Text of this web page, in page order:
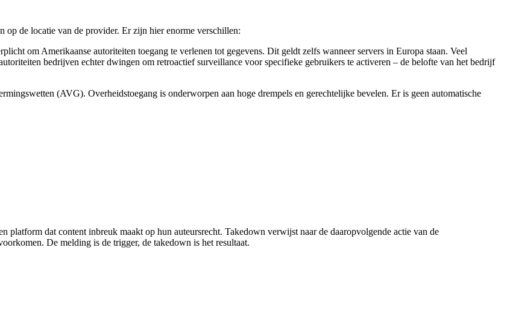
op de locatie van de provider. Er zijn hier enorme verschillen:
om Amerikaanse autoriteiten toegang te verlenen tot gegevens. Dit geldt zelfs wanneer servers in Europa staan. Veel
bedrijven echter dwingen om retroactief surveillance voor specifieke gebruikers te activeren – de belofte van het bedrijf
(AVG). Overheidstoegang is onderworpen aan hoge drempels en gerechtelijke bevelen. Er is geen automatische
platform dat content inbreuk maakt op hun auteursrecht. Takedown verwijst naar de daaropvolgende actie van de
De melding is de trigger, de takedown is het resultaat.